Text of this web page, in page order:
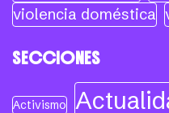
violencia doméstica
SECCIONES
Activismo